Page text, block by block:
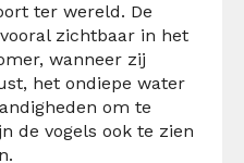
ter wereld. De
zichtbaar in het
wanneer zij
het ondiepe water
om te
de vogels ook te zien